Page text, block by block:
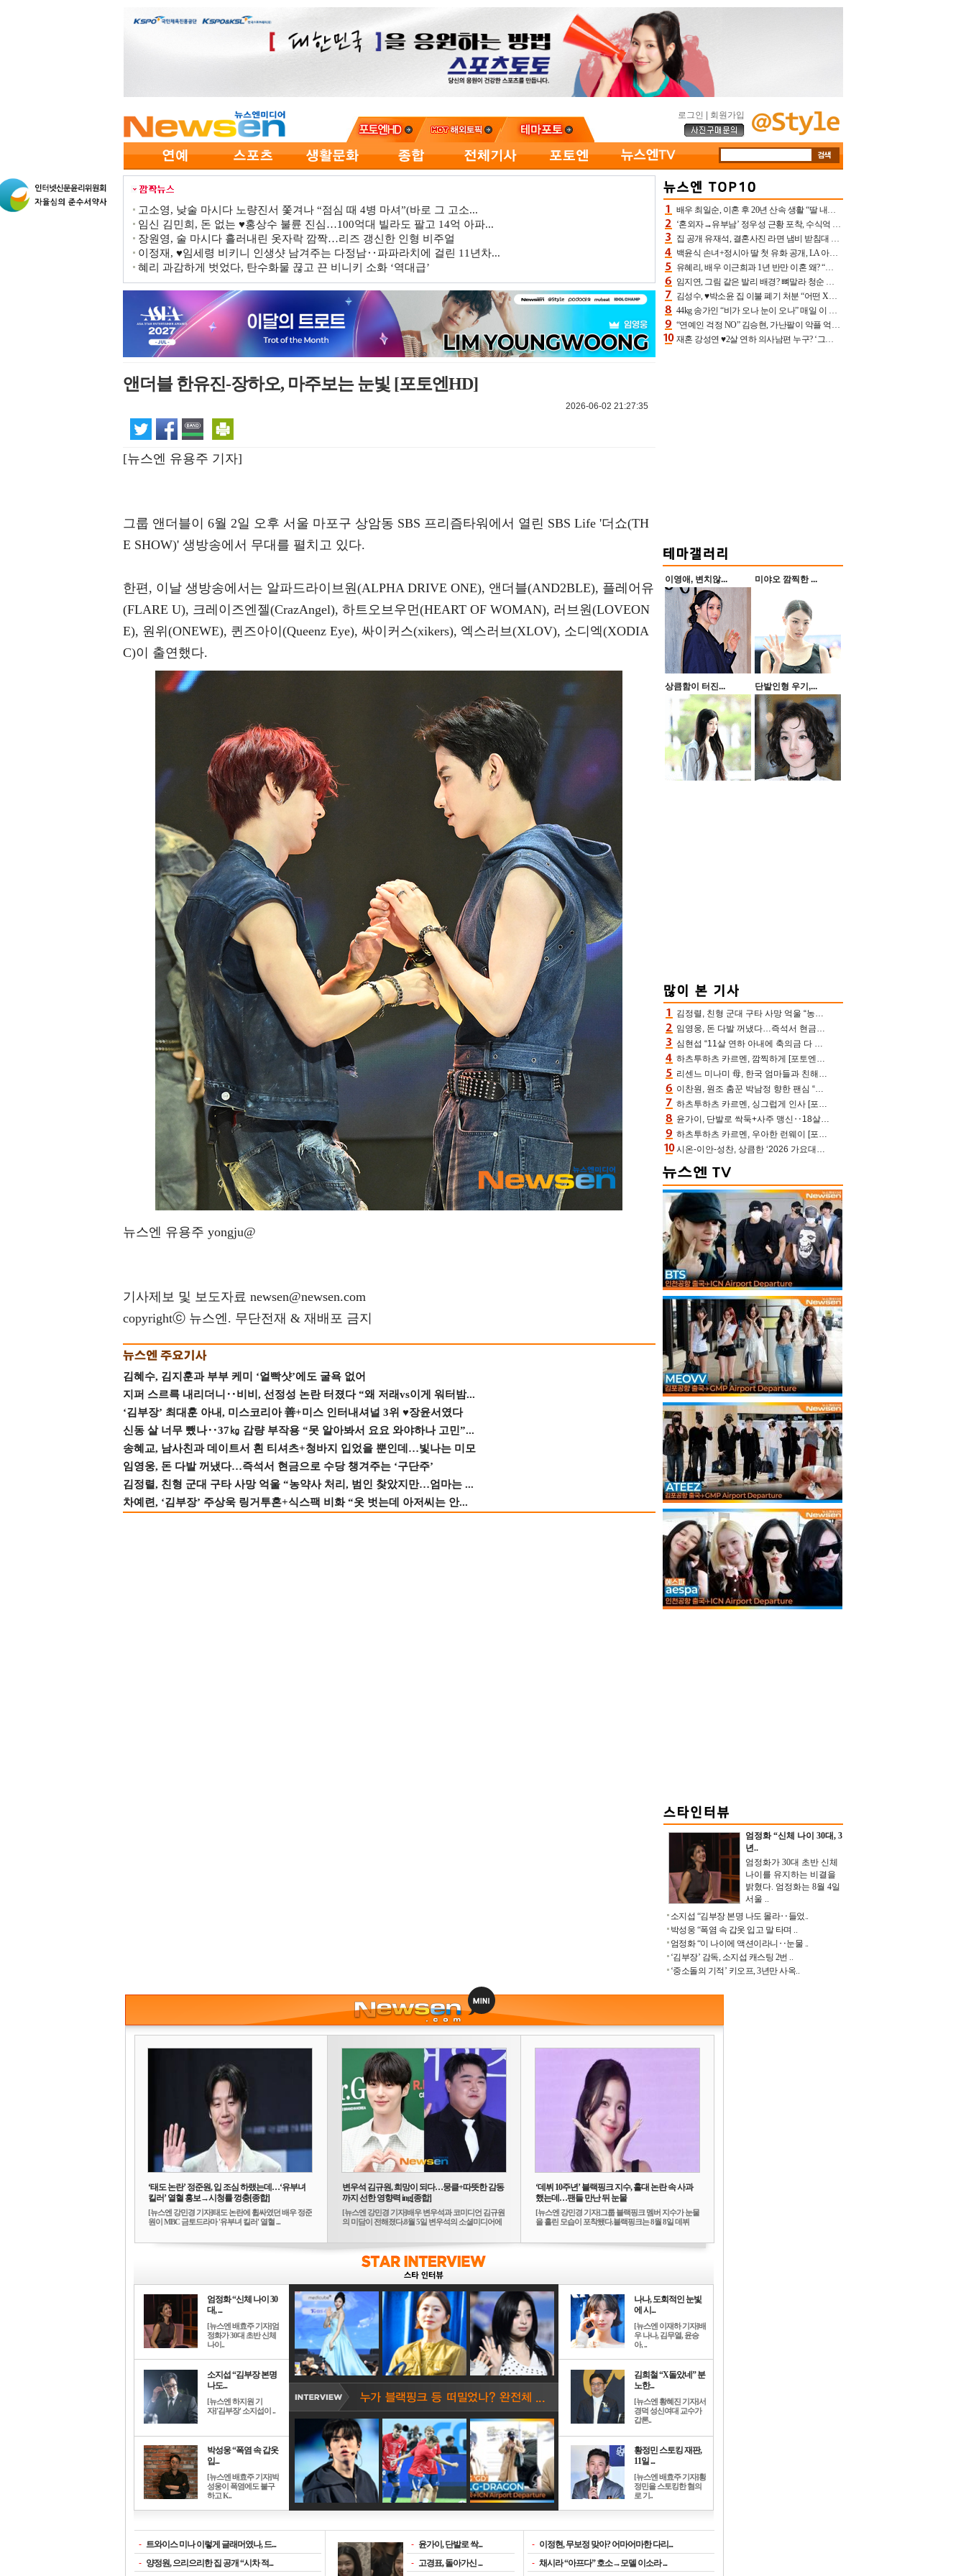
로그인 회원가입
고소영, 낮술 마시다 노량진서 쫓겨나 “점심 때 4병 마셔”(바로 그 고소...
임신 김민희, 돈 없는 ♥홍상수 불륜 진심…100억대 빌라도 팔고 14억 아파...
장원영, 술 마시다 흘러내린 옷자락 깜짝…리즈 갱신한 인형 비주얼
이정재, ♥임세령 비키니 인생샷 남겨주는 다정남‥파파라치에 걸린 11년차...
혜리 과감하게 벗었다, 탄수화물 끊고 끈 비니키 소화 ‘역대급’
앤더블 한유진-장하오, 마주보는 눈빛 [포토엔HD]
2026-06-02 21:27:35
[뉴스엔 유용주 기자]
그룹 앤더블이 6월 2일 오후 서울 마포구 상암동 SBS 프리즘타워에서 열린 SBS Life '더쇼(TH
E SHOW)' 생방송에서 무대를 펼치고 있다.
한편, 이날 생방송에서는 알파드라이브원(ALPHA DRIVE ONE), 앤더블(AND2BLE), 플레어유
(FLARE U), 크레이즈엔젤(CrazAngel), 하트오브우먼(HEART OF WOMAN), 러브원(LOVEON
E), 원위(ONEWE), 퀸즈아이(Queenz Eye), 싸이커스(xikers), 엑스러브(XLOV), 소디엑(XODIA
C)이 출연했다.
뉴스엔 유용주 yongju@
기사제보 및 보도자료 newsen@newsen.com
copyrightⓒ 뉴스엔. 무단전재 & 재배포 금지
김혜수, 김지훈과 부부 케미 ‘얼빡샷’에도 굴욕 없어
지퍼 스르륵 내리더니‥비비, 선정성 논란 터졌다 “왜 저래vs이게 워터밤...
‘김부장’ 최대훈 아내, 미스코리아 善+미스 인터내셔널 3위 ♥장윤서였다
신동 살 너무 뺐나‥37㎏ 감량 부작용 “못 알아봐서 요요 와야하나 고민”...
송혜교, 남사친과 데이트서 흰 티셔츠+청바지 입었을 뿐인데…빛나는 미모
임영웅, 돈 다발 꺼냈다…즉석서 현금으로 수당 챙겨주는 ‘구단주’
김정렬, 친형 군대 구타 사망 억울 “농약사 처리, 범인 찾았지만…엄마는 ...
차예련, ‘김부장’ 주상욱 링거투혼+식스팩 비화 “옷 벗는데 아저씨는 안...
배우 최일순, 이혼 후 20년 산속 생활 “딸 내가 버렸다고 원망‥맘 아파”(특종)[어제TV]
‘혼외자→유부남’ 정우성 근황 포착, 수식억 해킹 피해 후배 만났다 “존경하는”
집 공개 유재석, 결혼사진 라면 냄비 받침대 되고 분노‥가족사진도 피해(놀뭐)[어제TV]
백윤식 손녀+정시아 딸 첫 유화 공개, LA 아트쇼→서울국제조각페스타 작가다운 수준급 실력
유혜리, 배우 이근희과 1년 반만 이혼 왜? “식칼 꽂고 의자 던져” 충격 폭로(특종)[어제TV]
임지연, 그림 같은 발리 배경? 뼈말라 청순 비키니 핏에 상대 안 되네
김성수, ♥박소윤 집 이불 폐기 처분 “어떤 X이랑 썼을지 몰라” 질투(신랑수업2)[어제TV]
44kg 송가인 “비가 오나 눈이 오나” 매일 이 운동, 허벅지 근육량 상승+체지방 감소
“연예인 걱정 NO” 김승현, 가난팔이 악플 억울할만‥아내+딸과 日 여행
재혼 강성연 ♥2살 연하 의사남편 누구? ‘그알’ 자문의에 훈남 비주얼 초엘리트 스펙 [종합]
이영애, 변치않... 미야오 깜찍한 ...
상큼함이 터진... 단발인형 우기,...
김정렬, 친형 군대 구타 사망 억울 “농약사 처리, 범인 찾았지만…엄마는 이미 치매”(데이앤나잇)
임영웅, 돈 다발 꺼냈다…즉석서 현금으로 수당 챙겨주는 ‘구단주’
심현섭 “11살 연하 아내에 축의금 다 뺏겨, 집도 아내 명의” (동치미)[결정적장면]
하츠투하츠 카르멘, 깜찍하게 [포토엔HD]
리센느 미나미 母, 한국 엄마들과 친해진 비결=BTS “최애 정국 얘기로 통해”(전참시)
이찬원, 원조 춤꾼 박남정 향한 팬심 “어머님 잘 계시지” 폭소(불후)
하츠투하츠 카르멘, 싱그럽게 인사 [포토엔HD]
윤가이, 단발로 싹둑+사주 맹신‥18살 연상 ♥장기하 반한 엉뚱·열정 매력(전참시)
하츠투하츠 카르멘, 우아한 런웨이 [포토엔HD]
시온-이안-성찬, 상큼한 ‘2026 가요대전 썸머’ MC [포토엔HD]
엄정화 “신체 나이 30대, 3
년..
엄정화가 30대 초반 신체
나이를 유지하는 비결을
밝혔다. 엄정화는 8월 4일
서울 ..
소지섭 “김부장 본명 나도 몰라‥들었..
박성웅 “폭염 속 갑옷 입고 말 타며 ..
엄정화 “이 나이에 액션이라니‥눈물 ..
‘김부장’ 감독, 소지섭 캐스팅 2번 ..
‘중소돌의 기적’ 키오프, 3년만 사옥..
‘태도 논란’ 정준원, 입 조심 하랬는데…‘유부녀
킬러’ 열혈 홍보→시청률 껑충[종합]
[뉴스엔 강민경 기자]태도 논란에 휩싸였던 배우 정준
원이 MBC 금토드라마 '유부녀 킬러' 열혈 ...
변우석 김규원, 희망이 되다…뭉클+따뜻한 감동
까지 선한 영향력 ing[종합]
[뉴스엔 강민경 기자]배우 변우석과 코미디언 김규원
의 미담이 전해졌다.8월 5일 변우석의 소셜미디어에
‘데뷔 10주년’ 블랙핑크 지수, 홀대 논란 속 사과
했는데…팬들 만난 뒤 눈물
[뉴스엔 강민경 기자]그룹 블랙핑크 멤버 지수가 눈물
을 흘린 모습이 포착됐다.블랙핑크는 8월 8일 데뷔
엄정화 “신체 나이 30
대, ...
[뉴스엔 배효주 기자]엄
정화가 30대 초반 신체
나이..
소지섭 “김부장 본명
나도...
[뉴스엔 하지원 기
자]'김부장' 소지섭이 ..
박성웅 “폭염 속 갑옷
입...
[뉴스엔 배효주 기자]박
성웅이 폭염에도 불구
하고 K..
나나, 도회적인 눈빛
에 시...
[뉴스엔 이재하 기자]배
우 나나, 김무열, 윤승
아, ..
김희철 “X돌았네” 분
노한...
[뉴스엔 황혜진 기자]서
경덕 성신여대 교수가
갑론..
황정민 스토킹 재판,
11일 ...
[뉴스엔 배효주 기자]황
정민을 스토킹한 혐의
로 기..
- 트와이스 미나 이렇게 글래머였나, 드...
- 양정원, 으리으리한 집 공개 “시차 적...
- 윤가이, 단발로 싹...
- 고경표, 돌아가신 ...
- 이정현, 무보정 맞아? 어마어마한 다리...
- 채시라 “아프다” 호소→모델 이소라 ...